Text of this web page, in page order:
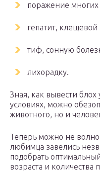
поражение многих
гепатит,
тиф, сонную
лихорадку.
Зная, как вывести
условиях, можно
животного, но и
Теперь можно не
любимца завелись
подобрать
возраста и количества